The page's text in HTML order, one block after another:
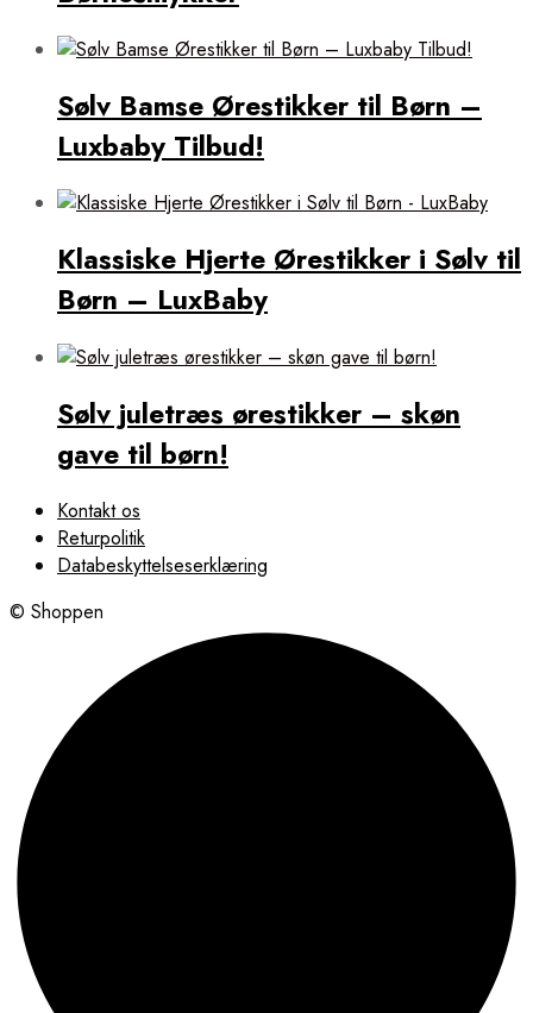
Sølv Bamse Ørestikker til Børn –
Luxbaby Tilbud!
Klassiske Hjerte Ørestikker i Sølv til
Børn – LuxBaby
Sølv juletræs ørestikker – skøn
gave til børn!
Kontakt os
Returpolitik
Databeskyttelseserklæring
© Shoppen